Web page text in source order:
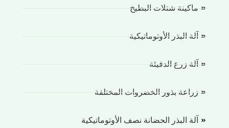
ماكينة شتلات البطيخ
آلة البذر الأوتوماتيكية
آلة زرع الدفيئة
زراعة بذور الخضروات المختلفة
آلة البذر الحضانة نصف الأوتوماتيكية